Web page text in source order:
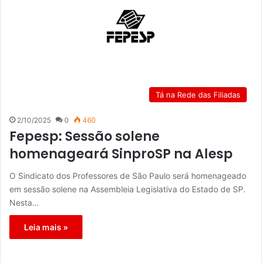
Tá na Rede das Filiadas
2/10/2025 0 460
Fepesp: Sessão solene
homenageará SinproSP na Alesp
O Sindicato dos Professores de São Paulo será homenageado
em sessão solene na Assembleia Legislativa do Estado de SP.
Nesta…
Leia mais »